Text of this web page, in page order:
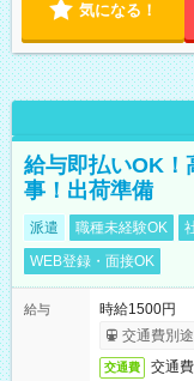
気になる！
給与即払いOK！
事！出荷準備
派遣 職種未経験OK
WEB登録・面接OK
給与
時給1500円
交通費別
交通費 交通